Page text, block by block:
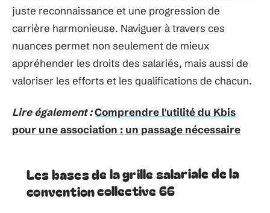
juste reconnaissance et une progression de
carrière harmonieuse. Naviguer à travers ces
nuances permet non seulement de mieux
appréhender les droits des salariés, mais aussi de
valoriser les efforts et les qualifications de chacun.
Lire également :Comprendre l'utilité du Kbis
pour une association : un passage nécessaire
Les bases de la grille salariale de la
convention collective 66